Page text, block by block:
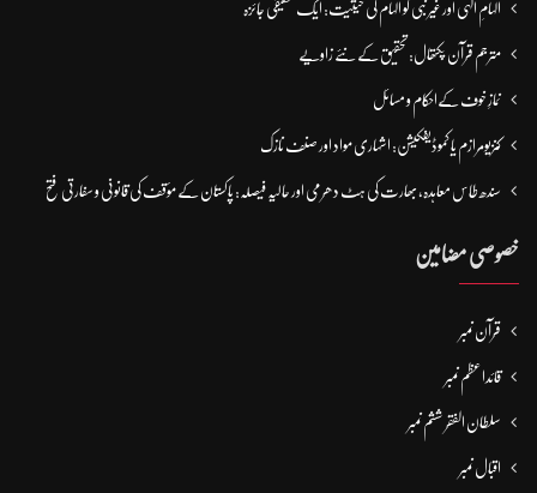
الہامِ الہٰی اور غیر نبی کو الہام کی حیثیت: ایک تحقیقی جائزہ
مترجم قرآن پکتھال: تحقیق کے نئے زاویے
نمازِ خوف کےاحکام و مسائل
کنزیومرازم یا کموڈیفکیشن: اشہاری مواد اور صنف نازک
سندھ طاس معاہدہ، بھارت کی ہٹ دھرمی اور حالیہ فیصلہ: پاکستان کے مؤقف کی قانونی و سفارتی فتح
خصوصی مضامین
قرآن نمبر
قائداعظم نمبر
سلطان الفقر ششم نمبر
اقبال نمبر